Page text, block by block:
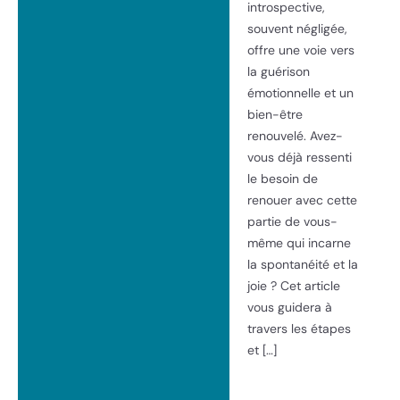
introspective,
souvent négligée,
offre une voie vers
la guérison
émotionnelle et un
bien-être
renouvelé. Avez-
vous déjà ressenti
le besoin de
renouer avec cette
partie de vous-
même qui incarne
la spontanéité et la
joie ? Cet article
vous guidera à
travers les étapes
et […]